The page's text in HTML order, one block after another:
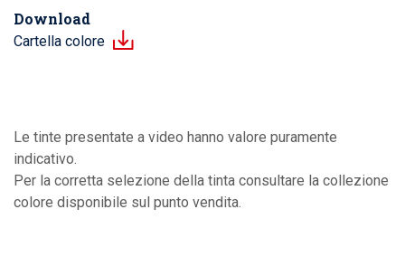
Download
Cartella colore
Le tinte presentate a video hanno valore puramente
indicativo.
Per la corretta selezione della tinta consultare la collezione
colore disponibile sul punto vendita.